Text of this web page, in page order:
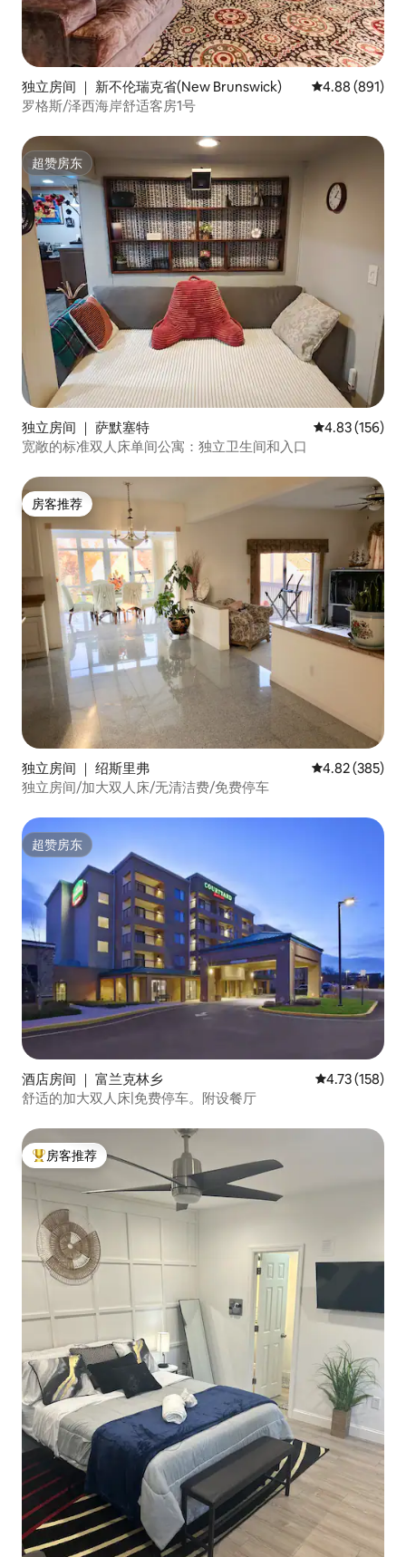
独立房间 ｜ 新不伦瑞克省(New Brunswick) 平均评分 4.88
4.88 (891)
罗格斯/泽西海岸舒适客房1号
超赞房东
超赞房东
独立房间 ｜ 萨默塞特 平均评分 4.83
4.83 (156)
宽敞的标准双人床单间公寓：独立卫生间和入口
房客推荐
房客推荐
独立房间 ｜ 绍斯里弗 平均评分 4.82
4.82 (385)
独立房间/加大双人床/无清洁费/免费停车
超赞房东
超赞房东
酒店房间 ｜ 富兰克林乡 平均评分 4.73
4.73 (158)
舒适的加大双人床|免费停车。附设餐厅
热门「房客推荐」
房客推荐